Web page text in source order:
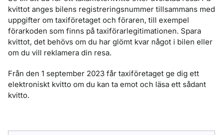
kvittot anges bilens registreringsnummer tillsammans med
uppgifter om taxiföretaget och föraren, till exempel
förarkoden som finns på taxiförarlegitimationen. Spara
kvittot, det behövs om du har glömt kvar något i bilen eller
om du vill reklamera din resa.
Från den 1 september 2023 får taxiföretaget ge dig ett
elektroniskt kvitto om du kan ta emot och läsa ett sådant
kvitto.